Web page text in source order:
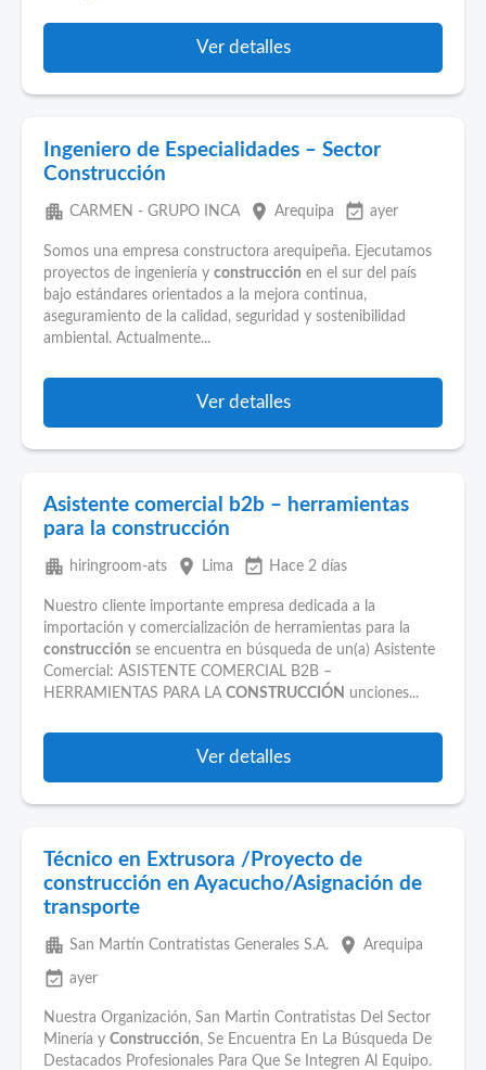
Ver detalles
Ingeniero de Especialidades – Sector
Construcción
apartment CARMEN - GRUPO INCA place Arequipa event_available ayer
Somos una empresa constructora arequipeña. Ejecutamos
proyectos de ingeniería y construcción en el sur del país
bajo estándares orientados a la mejora continua,
aseguramiento de la calidad, seguridad y sostenibilidad
ambiental. Actualmente...
Ver detalles
Asistente comercial b2b – herramientas
para la construcción
apartment hiringroom-ats place Lima event_available Hace 2 días
Nuestro cliente importante empresa dedicada a la
importación y comercialización de herramientas para la
construcción se encuentra en búsqueda de un(a) Asistente
Comercial: ASISTENTE COMERCIAL B2B –
HERRAMIENTAS PARA LA CONSTRUCCIÓN unciones...
Ver detalles
Técnico en Extrusora /Proyecto de
construcción en Ayacucho/Asignación de
transporte
apartment San Martín Contratistas Generales S.A. place Arequipa
event_available ayer
Nuestra Organización, San Martin Contratistas Del Sector
Minería y Construcción, Se Encuentra En La Búsqueda De
Destacados Profesionales Para Que Se Integren Al Equipo.